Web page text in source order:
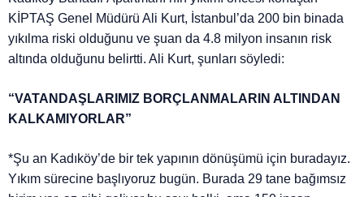
KİPTAŞ Genel Müdürü Ali Kurt, İstanbul’da 200 bin binada
yıkılma riski olduğunu ve şuan da 4.8 milyon insanın risk
altında olduğunu belirtti. Ali Kurt, şunları söyledi:
“VATANDAŞLARIMIZ BORÇLANMALARIN ALTINDAN
KALKAMIYORLAR”
*Şu an Kadıköy’de bir tek yapının dönüşümü için buradayız.
Yıkım sürecine başlıyoruz bugün. Burada 29 tane bağımsız